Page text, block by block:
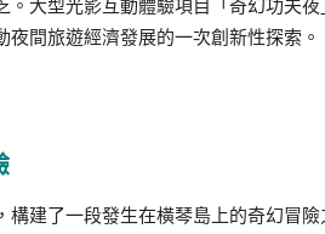
大型光影互動體驗項目「奇幻功夫
間旅遊經濟發展的一次創新性探索。
構建了一段發生在橫琴島上的奇幻冒